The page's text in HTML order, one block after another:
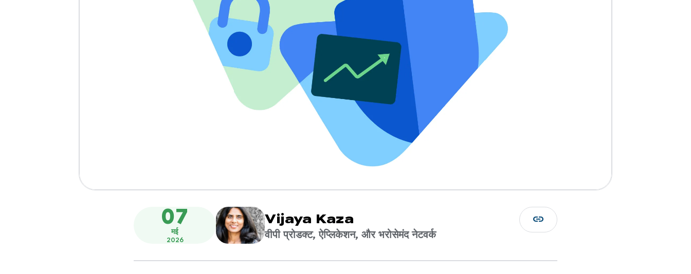
07
मई
2026
Vijaya Kaza
वीपी प्रोडक्ट, ऐप्लिकेशन, और भरोसेमंद नेटवर्क
link